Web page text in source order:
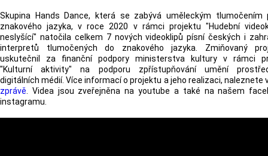
Skupina Hands Dance, která se zabývá uměleckým tlumočením
znakového jazyka, v roce 2020 v rámci projektu "Hudební
neslyšící" natočila celkem 7 nových videoklipů písní českých i
interpretů tlumočených do znakového jazyka. Zmiňovaný
uskutečnil za finanční podpory ministerstva kultury v rámci
"Kulturní aktivity" na podporu zpřístupňování umění
digitálních médií. Více informací o projektu a jeho realizaci, naleznete
zprávě . Videa jsou zveřejněna na youtube a také na našem
instagramu.